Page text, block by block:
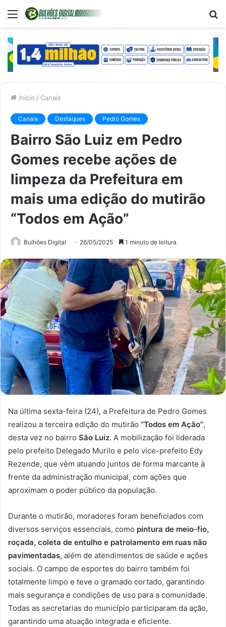
Menu
Início / Canais
Canais Destaques Pedro Gomes
Bairro São Luiz em Pedro
Gomes recebe ações de
limpeza da Prefeitura em
mais uma edição do mutirão
“Todos em Ação”
Bulhões Digital 26/05/2025 1 minuto de leitura
Na última sexta-feira (24), a Prefeitura de Pedro Gomes
realizou a terceira edição do mutirão “Todos em Ação”,
desta vez no bairro São Luiz. A mobilização foi liderada
pelo prefeito Delegado Murilo e pelo vice-prefeito Edy
Rezende, que vêm atuando juntos de forma marcante à
frente da administração municipal, com ações que
aproximam o poder público da população.
Durante o mutirão, moradores foram beneficiados com
diversos serviços essenciais, como pintura de meio-fio,
roçada, coleta de entulho e patrolamento em ruas não
pavimentadas, além de atendimentos de saúde e ações
sociais. O campo de esportes do bairro também foi
totalmente limpo e teve o gramado cortado, garantindo
mais segurança e condições de uso para a comunidade.
Todas as secretarias do município participaram da ação,
garantindo uma atuação integrada e eficiente.